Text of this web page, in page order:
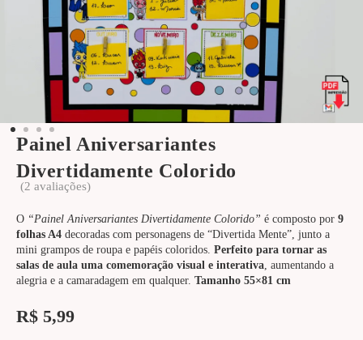
Painel Aniversariantes
Divertidamente Colorido
(2 avaliações)
O “Painel Aniversariantes Divertidamente Colorido” é composto por 9
folhas A4 decoradas com personagens de “Divertida Mente”, junto a
mini grampos de roupa e papéis coloridos. Perfeito para tornar as
salas de aula uma comemoração visual e interativa, aumentando a
alegria e a camaradagem em qualquer. Tamanho 55×81 cm
R$ 5,99